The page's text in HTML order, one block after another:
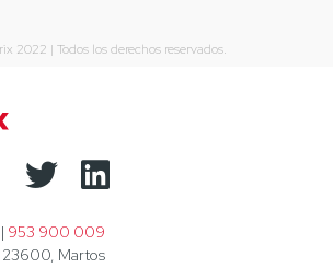
2022 | Todos los derechos reservados.
| 953 900 009
23600, Martos